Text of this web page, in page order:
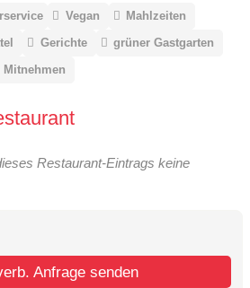
Vegan
Mahlzeiten
Gerichte
grüner Gastgarten
Mitnehmen
Restaurant-Eintrags keine
Anfrage senden